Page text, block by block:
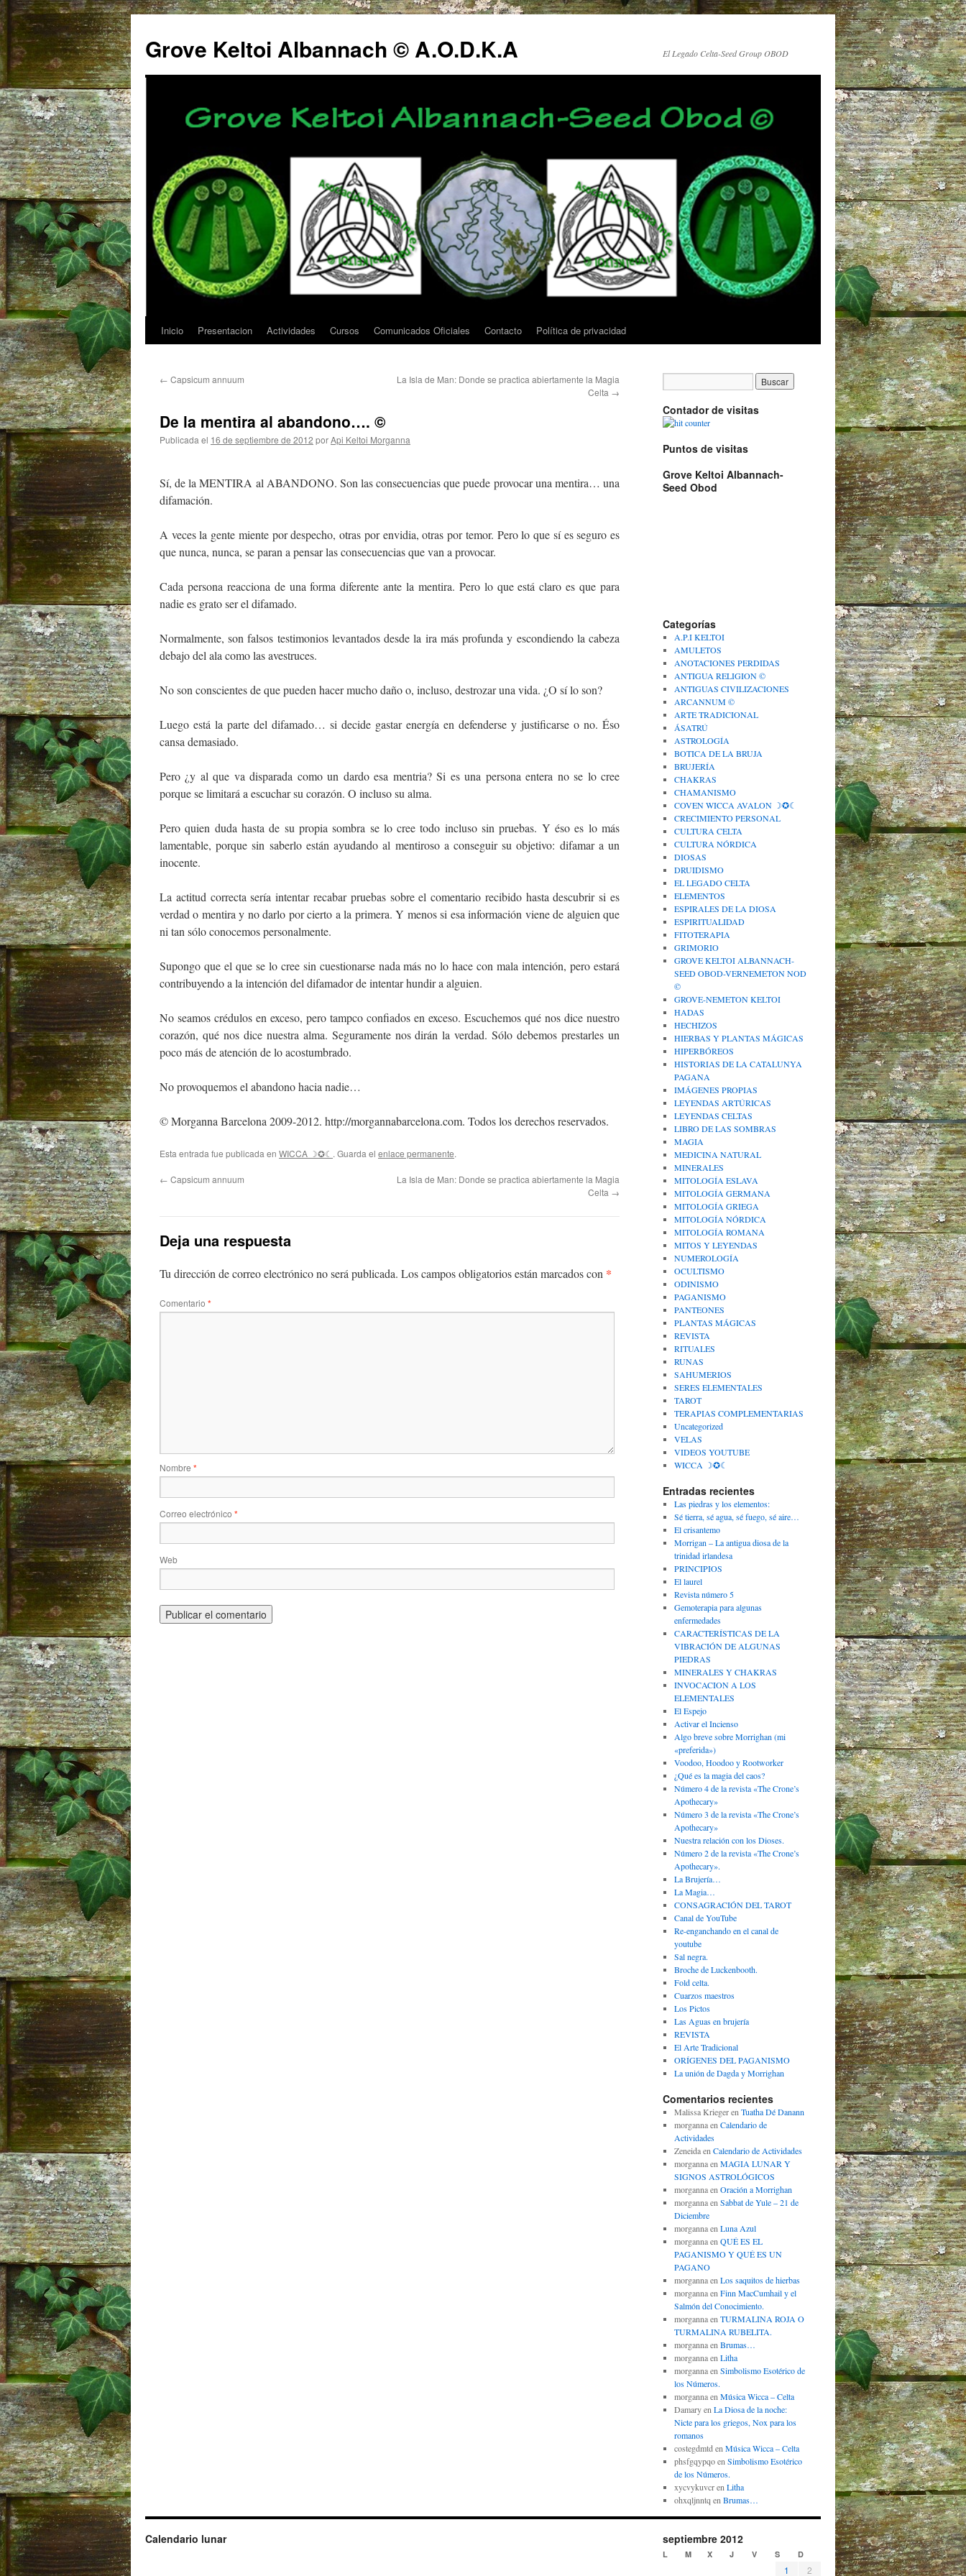
Grove Keltoi Albannach © A.O.D.K.A El Legado Celta-Seed Group OBOD
Saltar
contenido
Inicio Presentacion Actividades Cursos Comunicados Oficiales Contacto Política de privacidad
← Capsicum annuum
La Isla de Man: Donde se practica abiertamente la Magia
Celta →
De la mentira al abandono…. ©
Publicada el 16 de septiembre de 2012 porApi Keltoi Morganna
Sí, de la MENTIRA al ABANDONO. Son las consecuencias que puede provocar una mentira… una
difamación.
A veces la gente miente por despecho, otras por envidia, otras por temor. Pero lo que sí es seguro es
que nunca, nunca, se paran a pensar las consecuencias que van a provocar.
Cada persona reacciona de una forma diferente ante la mentira. Pero lo que está claro es que para
nadie es grato ser el difamado.
Normalmente, son falsos testimonios levantados desde la ira más profunda y escondiendo la cabeza
debajo del ala como las avestruces.
No son conscientes de que pueden hacer mucho daño o, incluso, destrozar una vida. ¿O sí lo son?
Luego está la parte del difamado… si decide gastar energía en defenderse y justificarse o no. Éso
cansa demasiado.
Pero ¿y al que va disparada como un dardo esa mentria? Si es una persona entera no se lo cree
porque se limitará a escuchar su corazón. O incluso su alma.
Pero quien duda hasta de su propia sombra se lo cree todo incluso sin pruebas. Y éso es lo más
lamentable, porque sin saberlo están ayudando al mentiroso a conseguir su objetivo: difamar a un
inocente.
La actitud correcta sería intentar recabar pruebas sobre el comentario recibido hasta descubrir si es
verdad o mentira y no darlo por cierto a la primera. Y menos si esa información viene de alguien que
ni tan sólo conocemos personalmente.
Supongo que el que se lo cree sin cuestionarse nada más no lo hace con mala intención, pero estará
contribuyendo a la intención del difamador de intentar hundir a alguien.
No seamos crédulos en exceso, pero tampco confiados en exceso. Escuchemos qué nos dice nuestro
corazón, qué nos dice nuestra alma. Seguramente nos dirán la verdad. Sólo debemos prestarles un
poco más de atención de lo acostumbrado.
No provoquemos el abandono hacia nadie…
© Morganna Barcelona 2009-2012. http://morgannabarcelona.com. Todos los derechos reservados.
Esta entrada fue publicada en WICCA ☽✪☾ . Guarda el enlace permanente.
← Capsicum annuum
La Isla de Man: Donde se practica abiertamente la Magia
Celta →
Deja una respuesta
Tu dirección de correo electrónico no será publicada. Los campos obligatorios están marcados con *
Comentario *
Nombre *
Correo electrónico *
Web
Contador de visitas
Puntos de visitas
Grove Keltoi Albannach-
Seed Obod
Categorías
A.P.I KELTOI
AMULETOS
ANOTACIONES PERDIDAS
ANTIGUA RELIGION ©
ANTIGUAS CIVILIZACIONES
ARCANNUM ©
ARTE TRADICIONAL
ÁSATRÚ
ASTROLOGÍA
BOTICA DE LA BRUJA
BRUJERÍA
CHAKRAS
CHAMANISMO
COVEN WICCA AVALON ☽✪☾
CRECIMIENTO PERSONAL
CULTURA CELTA
CULTURA NÓRDICA
DIOSAS
DRUIDISMO
EL LEGADO CELTA
ELEMENTOS
ESPIRALES DE LA DIOSA
ESPIRITUALIDAD
FITOTERAPIA
GRIMORIO
GROVE KELTOI ALBANNACH-
SEED OBOD-VERNEMETON NOD
©
GROVE-NEMETON KELTOI
HADAS
HECHIZOS
HIERBAS Y PLANTAS MÁGICAS
HIPERBÓREOS
HISTORIAS DE LA CATALUNYA
PAGANA
IMÁGENES PROPIAS
LEYENDAS ARTÚRICAS
LEYENDAS CELTAS
LIBRO DE LAS SOMBRAS
MAGIA
MEDICINA NATURAL
MINERALES
MITOLOGÍA ESLAVA
MITOLOGÍA GERMANA
MITOLOGÍA GRIEGA
MITOLOGÍA NÓRDICA
MITOLOGÍA ROMANA
MITOS Y LEYENDAS
NUMEROLOGÍA
OCULTISMO
ODINISMO
PAGANISMO
PANTEONES
PLANTAS MÁGICAS
REVISTA
RITUALES
RUNAS
SAHUMERIOS
SERES ELEMENTALES
TAROT
TERAPIAS COMPLEMENTARIAS
Uncategorized
VELAS
VIDEOS YOUTUBE
WICCA ☽✪☾
Entradas recientes
Las piedras y los elementos:
Sé tierra, sé agua, sé fuego, sé aire…
El crisantemo
Morrigan – La antigua diosa de la
trinidad irlandesa
PRINCIPIOS
El laurel
Revista número 5
Gemoterapia para algunas
enfermedades
CARACTERÍSTICAS DE LA
VIBRACIÓN DE ALGUNAS
PIEDRAS
MINERALES Y CHAKRAS
INVOCACION A LOS
ELEMENTALES
El Espejo
Activar el Incienso
Algo breve sobre Morrighan (mi
«preferida»)
Voodoo, Hoodoo y Rootworker
¿Qué es la magia del caos?
Número 4 de la revista «The Crone’s
Apothecary»
Número 3 de la revista «The Crone’s
Apothecary»
Nuestra relación con los Dioses.
Número 2 de la revista «The Crone’s
Apothecary».
La Brujería…
La Magia…
CONSAGRACIÓN DEL TAROT
Canal de YouTube
Re-enganchando en el canal de
youtube
Sal negra.
Broche de Luckenbooth.
Fold celta.
Cuarzos maestros
Los Pictos
Las Aguas en brujería
REVISTA
El Arte Tradicional
ORÍGENES DEL PAGANISMO
La unión de Dagda y Morrighan
Comentarios recientes
Malissa Kriegeren Tuatha Dé Danann
morgannaen Calendario de
Actividades
Zeneidaen Calendario de Actividades
morgannaen MAGIA LUNAR Y
SIGNOS ASTROLÓGICOS
morgannaen Oración a Morrighan
morgannaen Sabbat de Yule – 21 de
Diciembre
morgannaen Luna Azul
morgannaen QUÉ ES EL
PAGANISMO Y QUÉ ES UN
PAGANO
morgannaen Los saquitos de hierbas
morgannaen Finn MacCumhail y el
Salmón del Conocimiento.
morgannaen TURMALINA ROJA O
TURMALINA RUBELITA.
morgannaen Brumas…
morgannaen Litha
morgannaen Simbolismo Esotérico de
los Números.
morgannaen Música Wicca – Celta
Damaryen La Diosa de la noche:
Nicte para los griegos, Nox para los
romanos
costegdmtd en Música Wicca – Celta
phsfgqypqoen Simbolismo Esotérico
de los Números.
xycvykuvcren Litha
ohxqljnntq en Brumas…
Calendario lunar septiembre 2012
L M X J V S D
1 2